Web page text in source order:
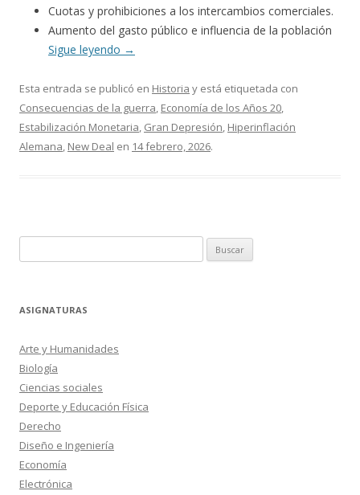
Cuotas y prohibiciones a los intercambios comerciales.
Aumento del gasto público e influencia de la población
Sigue leyendo →
Esta entrada se publicó en Historia y está etiquetada con
Consecuencias de la guerra, Economía de los Años 20,
Estabilización Monetaria, Gran Depresión, Hiperinflación
Alemana, New Deal en 14 febrero, 2026.
ASIGNATURAS
Arte y Humanidades
Biología
Ciencias sociales
Deporte y Educación Física
Derecho
Diseño e Ingeniería
Economía
Electrónica